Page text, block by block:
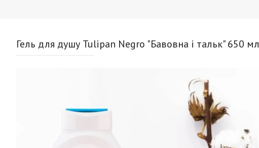
Гель для душу Tulipan Negro "Бавовна і тальк" 650 мл